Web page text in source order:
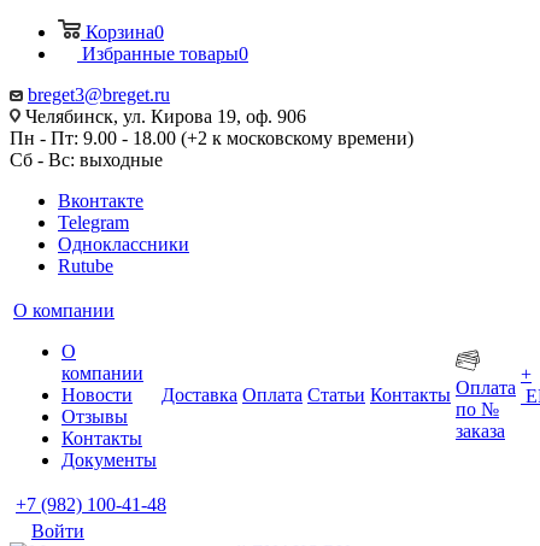
Корзина0
Избранные товары0
breget3@breget.ru
Челябинск, ул. Кирова 19, оф. 906
Пн - Пт: 9.00 - 18.00 (+2 к московскому времени)
Сб - Вс: выходные
Вконтакте
Telegram
Одноклассники
Rutube
О компании
О
компании
Новости
Отзывы
Контакты
Документы
Доставка Оплата Статьи Контакты Оплата
по №
заказа
+
+7 (982) 100-41-48
Войти